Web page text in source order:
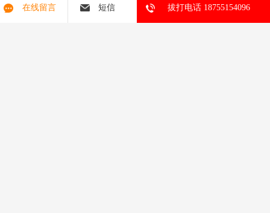
柜的柜门用它，还能减少柜内衣物、食材闷湿发霉的问题。在工业
与设备空间，它是配电室、设备机房的常用门，既可以满足通风散
在线留言 短信 拔打电话 18755154096